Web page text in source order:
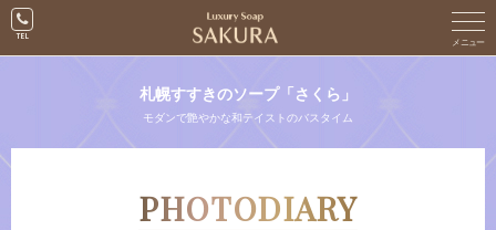
札幌すすきのソープ「さくら」
モダンで艶やかな和テイストのバスタイム
PHOTODIARY